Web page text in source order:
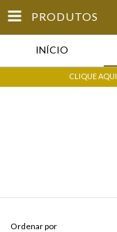
PRODUTOS
INÍCIO
CLIQUE
Ordenar por